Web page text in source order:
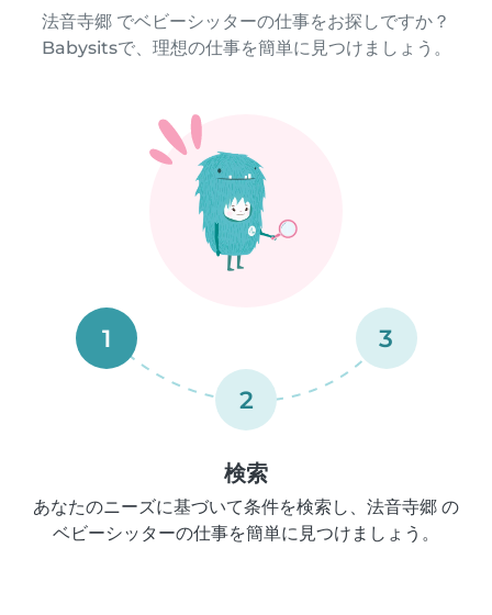
法音寺郷 でベビーシッターの仕事をお探しですか？
Babysitsで、理想の仕事を簡単に見つけましょう。
1
2
3
検索
あなたのニーズに基づいて条件を検索し、法音寺郷 の
ベビーシッターの仕事を簡単に見つけましょう。